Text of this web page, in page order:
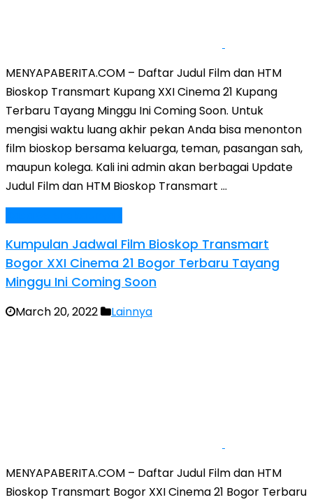
MENYAPABERITA.COM – Daftar Judul Film dan HTM
Bioskop Transmart Kupang XXI Cinema 21 Kupang
Terbaru Tayang Minggu Ini Coming Soon. Untuk
mengisi waktu luang akhir pekan Anda bisa menonton
film bioskop bersama keluarga, teman, pasangan sah,
maupun kolega. Kali ini admin akan berbagai Update
Judul Film dan HTM Bioskop Transmart …
Kumpulan Jadwal Film Bioskop Transmart
Bogor XXI Cinema 21 Bogor Terbaru Tayang
Minggu Ini Coming Soon
March 20, 2022 Lainnya
MENYAPABERITA.COM – Daftar Judul Film dan HTM
Bioskop Transmart Bogor XXI Cinema 21 Bogor Terbaru